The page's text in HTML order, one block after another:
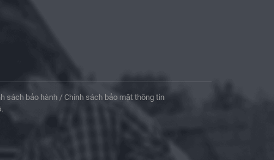
sách bảo hành / Chính sách bảo mật thông tin